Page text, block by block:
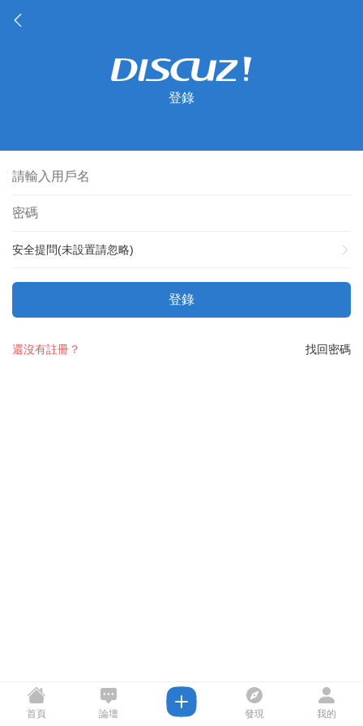
登錄
安全提問(未設置請忽略)
登錄
找回密碼
還沒有註冊？
首頁 論壇 發現 我的